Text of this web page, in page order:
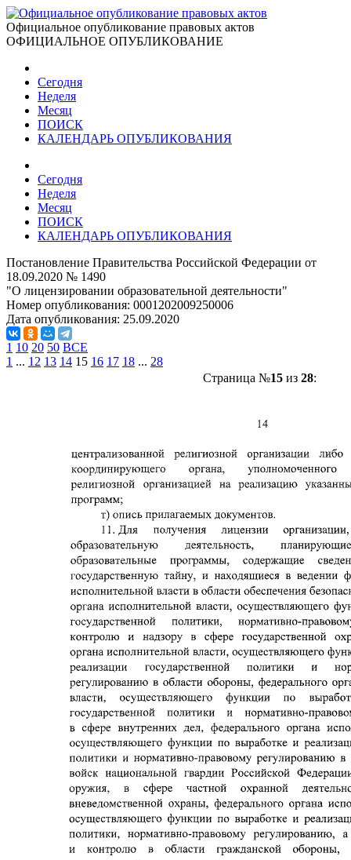
Официальное опубликование правовых актов
ОФИЦИАЛЬНОЕ ОПУБЛИКОВАНИЕ
Сегодня
Неделя
Месяц
ПОИСК
КАЛЕНДАРЬ ОПУБЛИКОВАНИЯ
Сегодня
Неделя
Месяц
ПОИСК
КАЛЕНДАРЬ ОПУБЛИКОВАНИЯ
Постановление Правительства Российской Федерации от
18.09.2020 № 1490
"О лицензировании образовательной деятельности"
Номер опубликования: 0001202009250006
Дата опубликования: 25.09.2020
1 10 20 50 ВСЕ
1 ... 12 13 14 15 16 17 18 ... 28
Страница №15из 28: